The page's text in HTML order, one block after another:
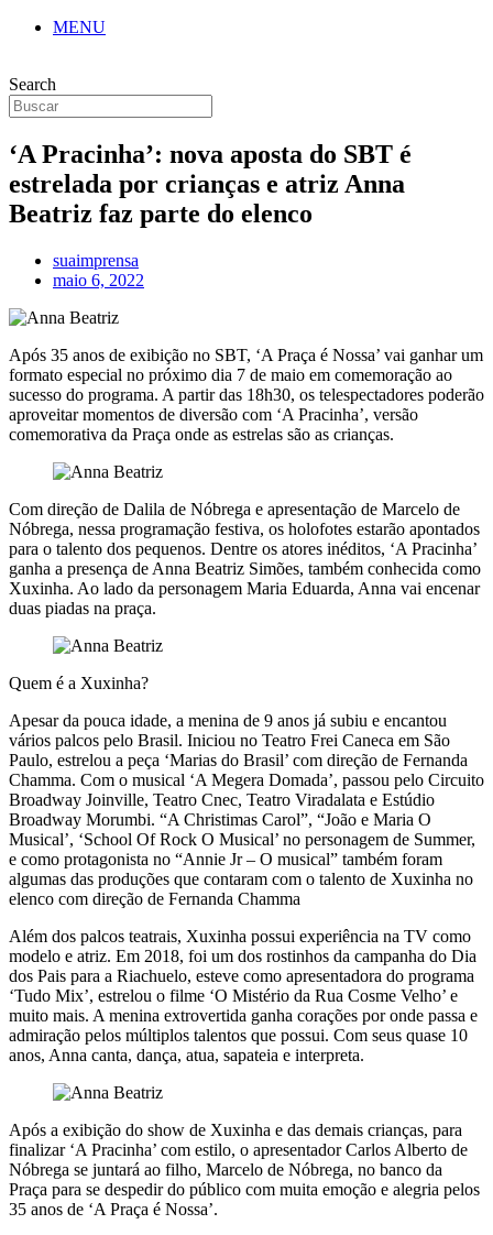
MENU
Search
‘A Pracinha’: nova aposta do SBT é
estrelada por crianças e atriz Anna
Beatriz faz parte do elenco
suaimprensa
maio 6, 2022
Após 35 anos de exibição no SBT, ‘A Praça é Nossa’ vai ganhar um
formato especial no próximo dia 7 de maio em comemoração ao
sucesso do programa. A partir das 18h30, os telespectadores poderão
aproveitar momentos de diversão com ‘A Pracinha’, versão
comemorativa da Praça onde as estrelas são as crianças.
Com direção de Dalila de Nóbrega e apresentação de Marcelo de
Nóbrega, nessa programação festiva, os holofotes estarão apontados
para o talento dos pequenos. Dentre os atores inéditos, ‘A Pracinha’
ganha a presença de Anna Beatriz Simões, também conhecida como
Xuxinha. Ao lado da personagem Maria Eduarda, Anna vai encenar
duas piadas na praça.
Quem é a Xuxinha?
Apesar da pouca idade, a menina de 9 anos já subiu e encantou
vários palcos pelo Brasil. Iniciou no Teatro Frei Caneca em São
Paulo, estrelou a peça ‘Marias do Brasil’ com direção de Fernanda
Chamma. Com o musical ‘A Megera Domada’, passou pelo Circuito
Broadway Joinville, Teatro Cnec, Teatro Viradalata e Estúdio
Broadway Morumbi. “A Christimas Carol”, “João e Maria O
Musical’, ‘School Of Rock O Musical’ no personagem de Summer,
e como protagonista no “Annie Jr – O musical” também foram
algumas das produções que contaram com o talento de Xuxinha no
elenco com direção de Fernanda Chamma
Além dos palcos teatrais, Xuxinha possui experiência na TV como
modelo e atriz. Em 2018, foi um dos rostinhos da campanha do Dia
dos Pais para a Riachuelo, esteve como apresentadora do programa
‘Tudo Mix’, estrelou o filme ‘O Mistério da Rua Cosme Velho’ e
muito mais. A menina extrovertida ganha corações por onde passa e
admiração pelos múltiplos talentos que possui. Com seus quase 10
anos, Anna canta, dança, atua, sapateia e interpreta.
Após a exibição do show de Xuxinha e das demais crianças, para
finalizar ‘A Pracinha’ com estilo, o apresentador Carlos Alberto de
Nóbrega se juntará ao filho, Marcelo de Nóbrega, no banco da
Praça para se despedir do público com muita emoção e alegria pelos
35 anos de ‘A Praça é Nossa’.